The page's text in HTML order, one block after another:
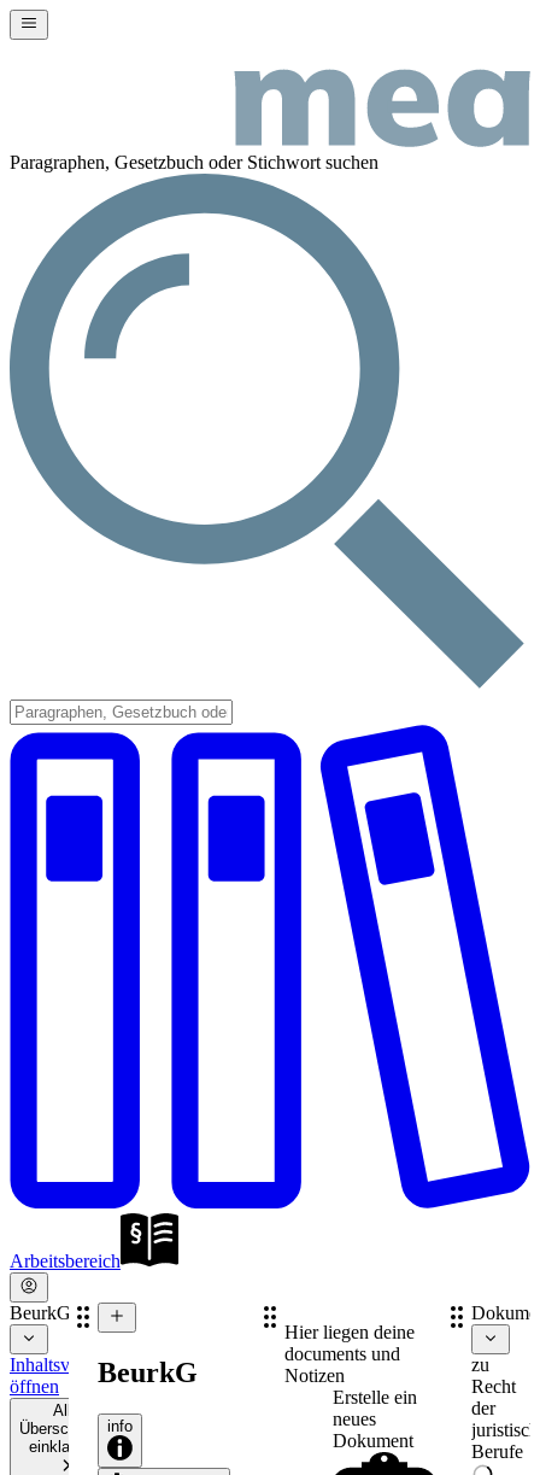
Paragraphen, Gesetzbuch oder Stichwort suchen
Arbeitsbereich
BeurkG
Inhaltsverzeichnis
öffnen
Alle
Überschriften
einklappen
BeurkG
info
Hier liegen deine
documents und
Notizen
Erstelle ein
neues
Dokument
zu
Recht
der
Berufe